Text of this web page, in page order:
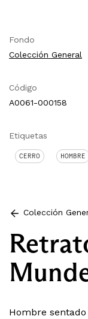
Fondo
Colección General
Código
A0061-000158
Etiquetas
CERRO HOMBRE
Colección
Hombre